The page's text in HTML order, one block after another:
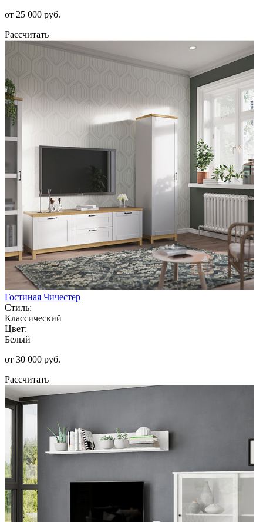
от 25 000 руб.
Рассчитать
Гостиная Чичестер
Стиль:
Классический
Цвет:
Белый
от 30 000 руб.
Рассчитать